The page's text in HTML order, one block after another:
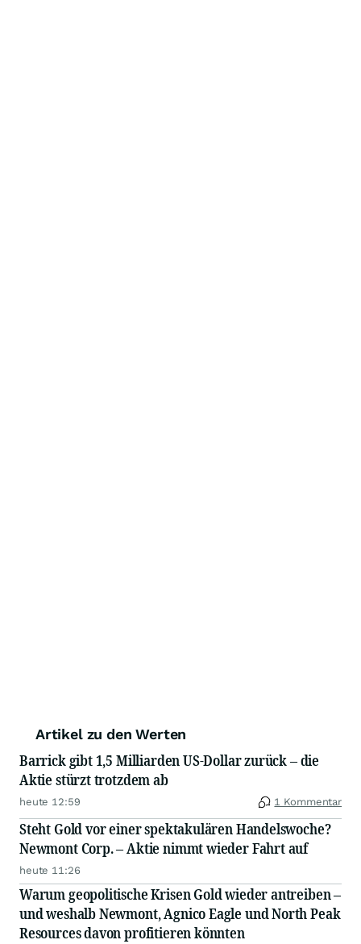
Artikel zu den Werten
Barrick gibt 1,5 Milliarden US-Dollar zurück – die
Aktie stürzt trotzdem ab
heute 12:59 1 Kommentar
Steht Gold vor einer spektakulären Handelswoche?
Newmont Corp. – Aktie nimmt wieder Fahrt auf
heute 11:26
Warum geopolitische Krisen Gold wieder antreiben –
und weshalb Newmont, Agnico Eagle und North Peak
Resources davon profitieren könnten